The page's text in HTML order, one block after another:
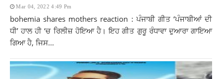
Mar 04, 2022 4:49 Pm
bohemia shares mothers reaction : ਪੰਜਾਬੀ ਗੀਤ ‘ਪੰਜਾਬੀਆਂ ਦੀ
ਧੀ’ ਹਾਲ ਹੀ ‘ਚ ਰਿਲੀਜ਼ ਹੋਇਆ ਹੈ। ਇਹ ਗੀਤ ਗੁਰੂ ਰੰਧਾਵਾ ਦੁਆਰਾ ਗਾਇਆ
ਗਿਆ ਹੈ, ਜਿਸ...